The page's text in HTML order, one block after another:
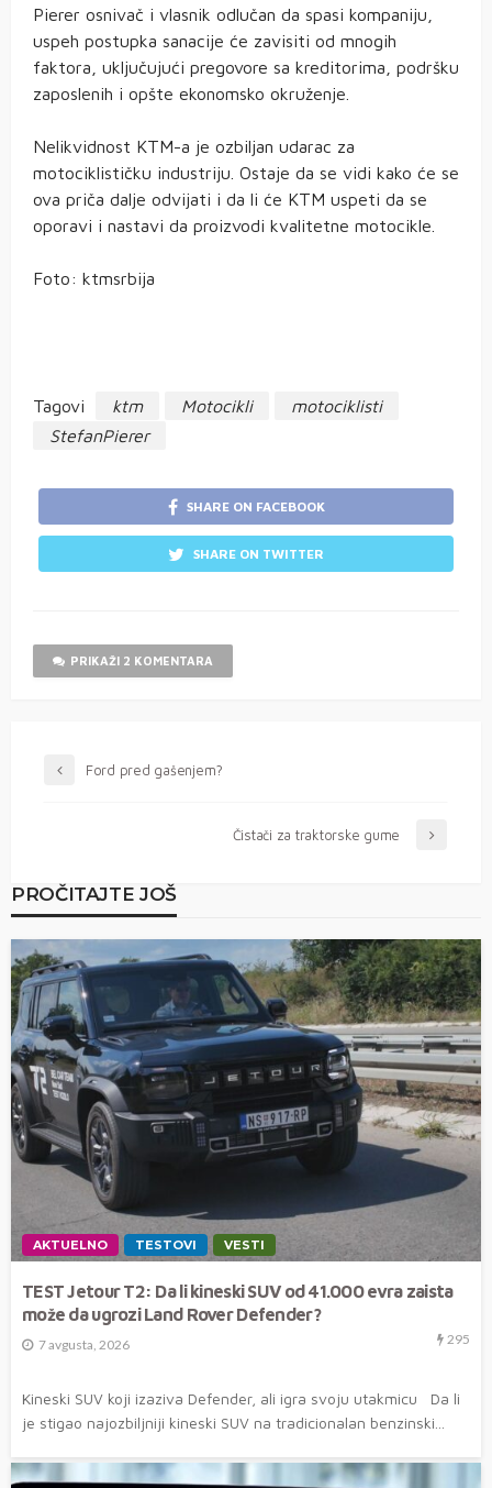
Pierer osnivač i vlasnik odlučan da spasi kompaniju,
uspeh postupka sanacije će zavisiti od mnogih
faktora, uključujući pregovore sa kreditorima, podršku
zaposlenih i opšte ekonomsko okruženje.
Nelikvidnost KTM-a je ozbiljan udarac za
motociklističku industriju. Ostaje da se vidi kako će se
ova priča dalje odvijati i da li će KTM uspeti da se
oporavi i nastavi da proizvodi kvalitetne motocikle.
Foto: ktmsrbija
Tagovi ktm Motocikli
motociklisti
StefanPierer
SHARE ON FACEBOOK
SHARE ON TWITTER
PRIKAŽI 2 KOMENTARA
Ford pred gašenjem?
Čistači za traktorske gume
PROČITAJTE JOŠ
AKTUELNO TESTOVI VESTI
TEST Jetour T2: Da li kineski SUV od 41.000 evra zaista
može da ugrozi Land Rover Defender?
7 avgusta, 2026 295
Kineski SUV koji izaziva Defender, ali igra svoju utakmicu Da li
je stigao najozbiljniji kineski SUV na tradicionalan benzinski...